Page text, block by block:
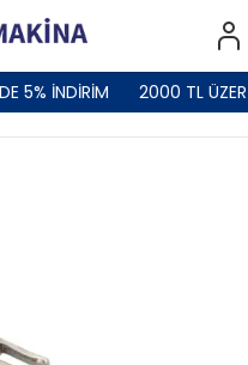
5% İNDİRİM 2000 TL